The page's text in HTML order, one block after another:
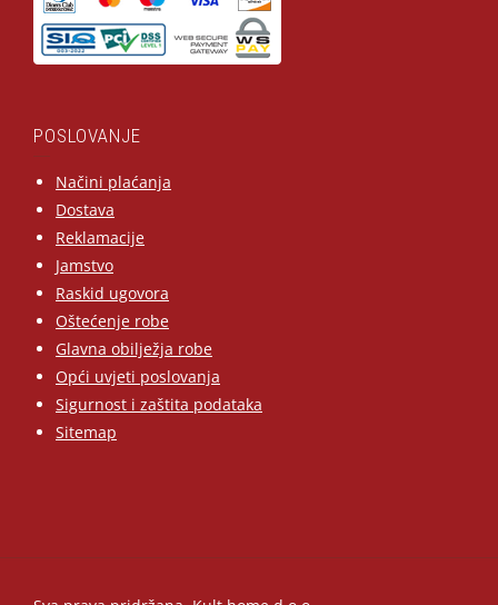
POSLOVANJE
Načini plaćanja
Dostava
Reklamacije
Jamstvo
Raskid ugovora
Oštećenje robe
Glavna obilježja robe
Opći uvjeti poslovanja
Sigurnost i zaštita podataka
Sitemap